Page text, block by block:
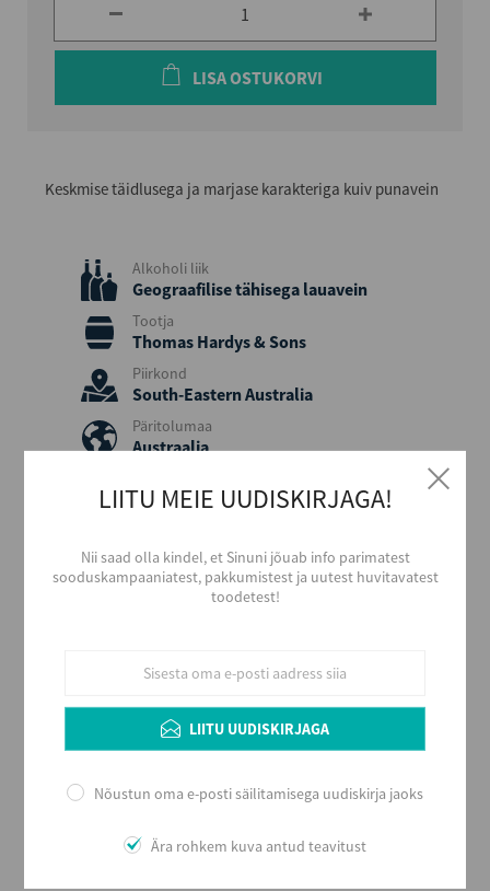
LISA OSTUKORVI
Keskmise täidlusega ja marjase karakteriga kuiv punavein
Alkoholi liik
Geograafilise tähisega lauavein
Tootja
Thomas Hardys & Sons
Piirkond
South-Eastern Australia
Päritolumaa
Austraalia
Shiraz, Cabernet Sauvignon
2023
Värvus
Kuiv
Alkoholi sisaldus
Maht (L)
Kogus kastis
LIITU MEIE UUDISKIRJAGA!
Nii saad olla kindel, et Sinuni jõuab info parimatest
sooduskampaaniatest, pakkumistest ja uutest huvitavatest
toodetest!
LIITU UUDISKIRJAGA
Nõustun oma e-posti säilitamisega uudiskirja jaoks
Ära rohkem kuva antud teavitust